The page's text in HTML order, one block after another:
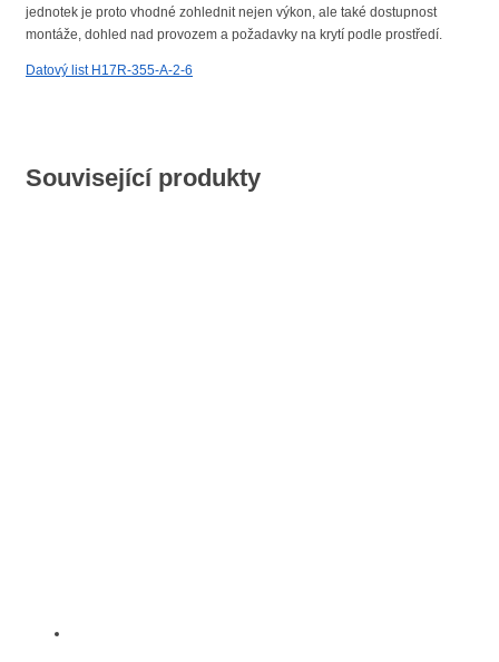
jednotek je proto vhodné zohlednit nejen výkon, ale také dostupnost
montáže, dohled nad provozem a požadavky na krytí podle prostředí.
Datový list H17R-355-A-2-6
Související produkty